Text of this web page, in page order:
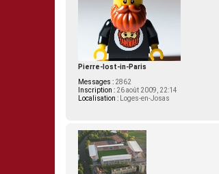
Pierre-lost-in-Paris
Messages : 2862
Inscription : 26 août 2009, 22:14
Localisation : Loges-en-Josas